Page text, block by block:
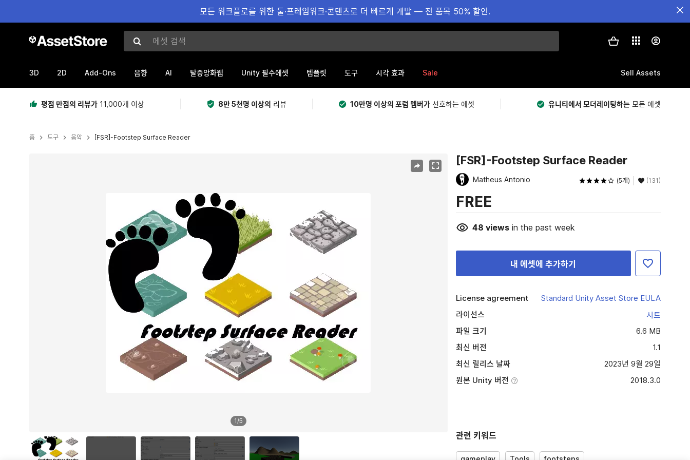
모든 워크플로를 위한 툴·프레임워크·콘텐츠로 더 빠르게 개발 — 전 품목 50% 할인.
에셋 검색
3D 2D Add-Ons 음향 AI 탈중앙화웹 Unity 필수에셋 템플릿 도구 시각 효과 Sale Sell Assets
평점 만점의 리뷰가 11,000개 이상 8만 5천명 이상의 리뷰 10만명 이상의 포럼 멤버가 선호하는 에셋 유니티에서 모더레이팅하는 모든 에셋
홈 도구 음악 [FSR]-Footstep Surface Reader
1/5
[FSR]-Footstep Surface Reader
Matheus Antonio (5개) (131)
FREE
48 viewsin the past week
내 에셋에 추가하기
License agreement
Standard Unity Asset Store EULA
라이선스
시트
파일 크기
6.6 MB
최신 버전
1.1
최신 릴리스 날짜
2023년 9월 29일
원본 Unity 버전
2018.3.0
관련 키워드